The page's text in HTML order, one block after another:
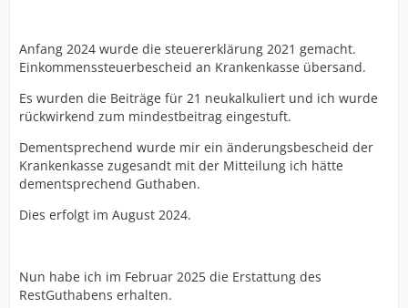
Anfang 2024 wurde die steuererklärung 2021 gemacht.
Einkommenssteuerbescheid an Krankenkasse übersand.
Es wurden die Beiträge für 21 neukalkuliert und ich wurde
rückwirkend zum mindestbeitrag eingestuft.
Dementsprechend wurde mir ein änderungsbescheid der
Krankenkasse zugesandt mit der Mitteilung ich hätte
dementsprechend Guthaben.
Dies erfolgt im August 2024.
Nun habe ich im Februar 2025 die Erstattung des
RestGuthabens erhalten.